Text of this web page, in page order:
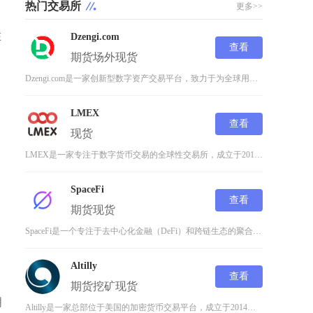
热门交易所 更多>>
Dzengi.com
期货场外现货
查看
Dzengi.com是一家创新型数字资产交易平台，致力于为全球用户提供安全、高效、透明的加
LMEX
现货
查看
LMEX是一家专注于数字货币交易的全球性交易所，成立于2014年，总部位于美国纽约，致力于
SpaceFi
期货现货
查看
SpaceFi是一个专注于去中心化金融（DeFi）和跨链生态的聚合型交易平台，为用户提供高
Altilly
期货挖矿现货
查看
Altilly是一家总部位于美国的加密货币交易平台，成立于2014年，由华尔街著名的Win